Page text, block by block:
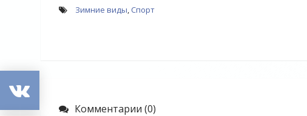
Зимние виды, Спорт
Комментарии (0)